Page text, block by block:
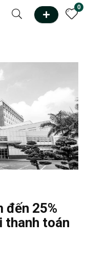
0
đến 25%
thanh toán